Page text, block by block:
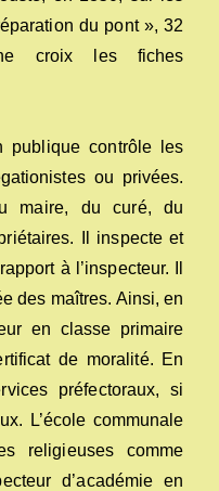
du pont », 32
croix les fiches
publique contrôle les
ou privées.
maire, du curé, du
Il inspecte et
à l’inspecteur. Il
des maîtres. Ainsi, en
en classe primaire
de moralité. En
préfectoraux, si
L’école communale
religieuses comme
d’académie en